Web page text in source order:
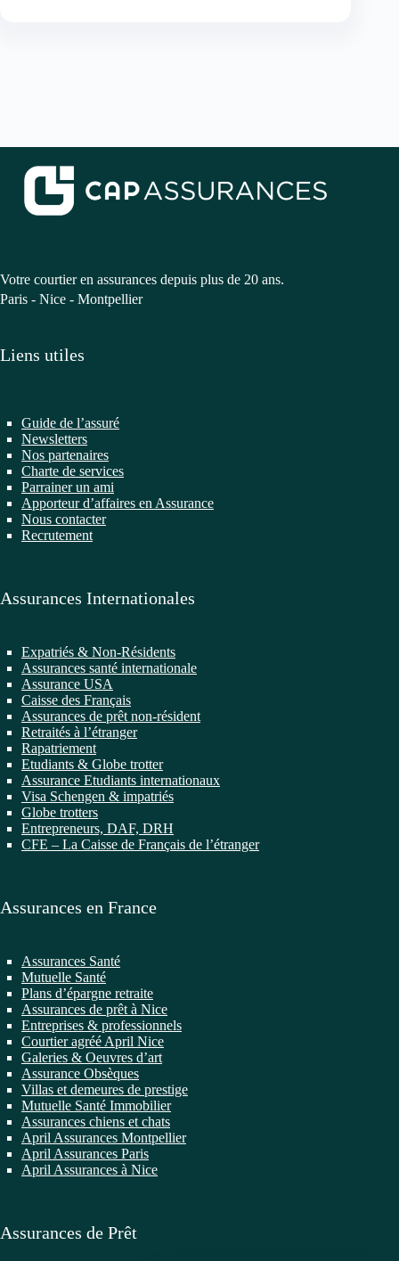
Votre courtier en assurances depuis plus de 20 ans.
Paris - Nice - Montpellier
Liens utiles
Guide de l’assuré
Newsletters
Nos partenaires
Charte de services
Parrainer un ami
Apporteur d’affaires en Assurance
Nous contacter
Recrutement
Assurances Internationales
Expatriés & Non-Résidents
Assurances santé internationale
Assurance USA
Caisse des Français
Assurances de prêt non-résident
Retraités à l’étranger
Rapatriement
Etudiants & Globe trotter
Assurance Etudiants internationaux
Visa Schengen & impatriés
Globe trotters
Entrepreneurs, DAF, DRH
CFE – La Caisse de Français de l’étranger
Assurances en France
Assurances Santé
Mutuelle Santé
Plans d’épargne retraite
Assurances de prêt à Nice
Entreprises & professionnels
Courtier agréé April Nice
Galeries & Oeuvres d’art
Assurance Obsèques
Villas et demeures de prestige
Mutuelle Santé Immobilier
Assurances chiens et chats
April Assurances Montpellier
April Assurances Paris
April Assurances à Nice
Assurances de Prêt